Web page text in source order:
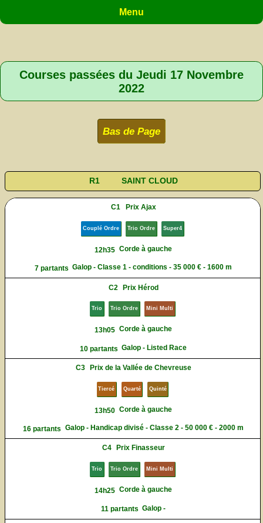
Menu
Courses passées du Jeudi 17 Novembre
2022
Bas de Page
R1 SAINT CLOUD
C1 Prix Ajax
Couplé Ordre Trio Ordre Super4
12h35 Corde à gauche
7 partants Galop - Classe 1 - conditions - 35 000 € - 1600 m
C2 Prix Hérod
Trio Trio Ordre Mini Multi
13h05 Corde à gauche
10 partants Galop - Listed Race
C3 Prix de la Vallée de Chevreuse
Tiercé Quarté Quinté
13h50 Corde à gauche
16 partants Galop - Handicap divisé - Classe 2 - 50 000 € - 2000 m
C4 Prix Finasseur
Trio Trio Ordre Mini Multi
14h25 Corde à gauche
11 partants Galop -